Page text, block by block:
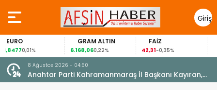
Giriş
Yap
6.168,06
FAİZ
42,31-0,35%
GÜMÜŞ GRAM
88,60
8 Ağustos 2026 - 04:50
Anahtar Parti Kahramanmaraş İl Başkanı Kayıran,
Afşin Teşkilatı ile buluştu.